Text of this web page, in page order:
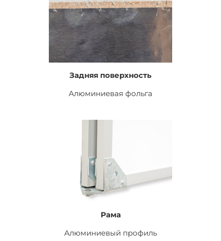
Задняя поверхность
Алюминиевая фольга
Рама
Алюминиевый профиль